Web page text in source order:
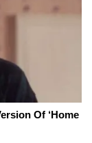
Of ‘Home